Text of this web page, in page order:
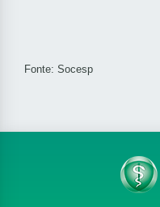
Fonte: Socesp